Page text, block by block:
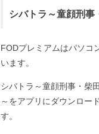
シバトラ～童顔刑事
FODプレミアムはパソコ
います。
シバトラ～童顔刑事・柴
～をアプリにダウンロー
す。